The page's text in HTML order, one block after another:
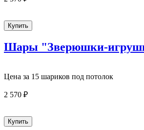
Шары "Зверюшки-
Цена за 15 шариков под потолок
2 570 ₽